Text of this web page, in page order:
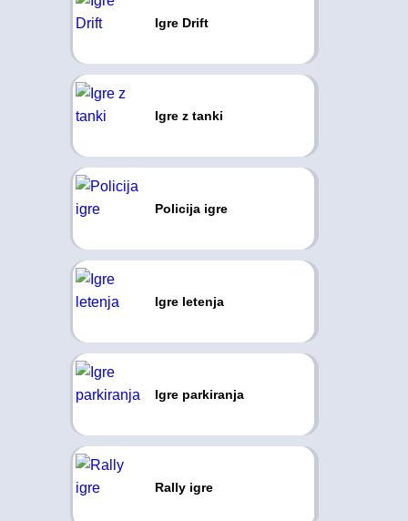
Igre Drift
Igre z tanki
Policija igre
Igre letenja
Igre parkiranja
Rally igre